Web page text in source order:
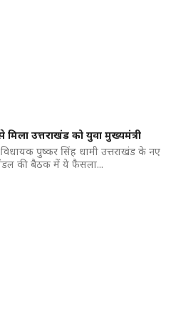
उत्तराखंड को युवा मुख्यमंत्री
पुष्कर सिंह धामी उत्तराखंड के नए
की बैठक में ये फैसला...